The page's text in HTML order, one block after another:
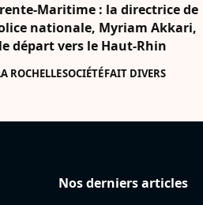
Maritime : la directrice de
nationale, Myriam Akkari,
départ vers le Haut-Rhin
ROCHELLESOCIÉTÉFAIT DIVERS
Nos derniers articles